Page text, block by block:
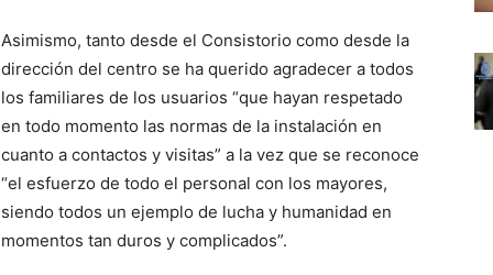
Asimismo, tanto desde el Consistorio como desde la
dirección del centro se ha querido agradecer a todos
los familiares de los usuarios “que hayan respetado
en todo momento las normas de la instalación en
cuanto a contactos y visitas” a la vez que se reconoce
“el esfuerzo de todo el personal con los mayores,
siendo todos un ejemplo de lucha y humanidad en
momentos tan duros y complicados”.